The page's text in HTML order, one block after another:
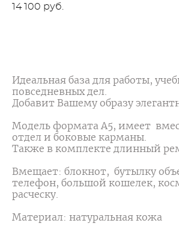
14 100 pуб.
Идеальная база для работы,
повседневных дел.
Добавит Вашему образу
Модель формата А5, имеет
отдел и боковые карманы.
Также в комплекте длинный
Вмещает: блокнот, бутылку
телефон, большой кошелек,
расческу.
Материал: натуральная кожа